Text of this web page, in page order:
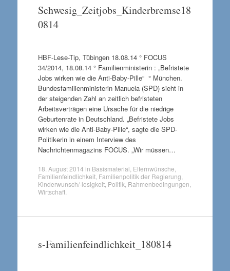
Schwesig_Zeitjobs_Kinderbremse18
0814
HBF-Lese-Tip, Tübingen 18.08.14 ° FOCUS
34/2014, 18.08.14 ° Familienministerin : „Befristete
Jobs wirken wie die Anti-Baby-Pille“ ° München.
Bundesfamilienministerin Manuela (SPD) sieht in
der steigenden Zahl an zeitlich befristeten
Arbeitsverträgen eine Ursache für die niedrige
Geburtenrate in Deutschland. „Befristete Jobs
wirken wie die Anti-Baby-Pille“, sagte die SPD-
Politikerin in einem Interview des
Nachrichtenmagazins FOCUS. „Wir müssen…
18. August 2014 in Basismaterial Elternwünsche
Familienfeindlichkeit, Familienpolitik der Regierung
Kinderwunsch/-losigkeit, Politik Rahmenbedingungen
Wirtschaft.
s-Familienfeindlichkeit_180814